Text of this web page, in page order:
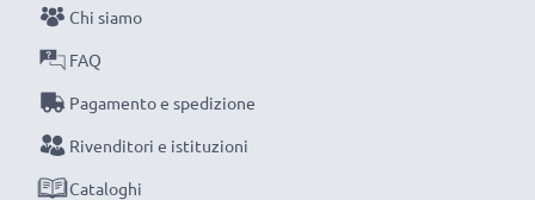
compromessi sulla qualità: ordina ora!
Chi siamo
FAQ
Pagamento e spedizione
Rivenditori e istituzioni
Cataloghi